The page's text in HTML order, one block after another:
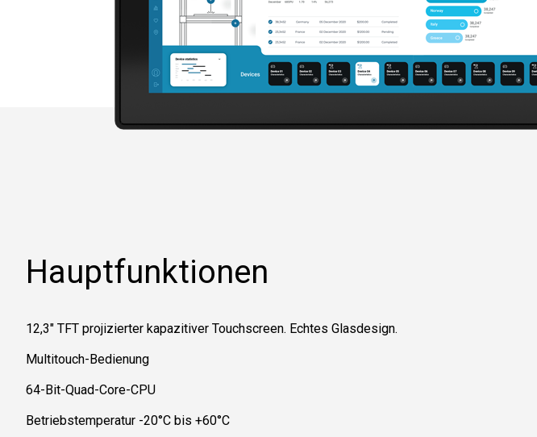
Hauptfunktionen
12,3" TFT projizierter kapazitiver Touchscreen. Echtes Glasdesign.
Multitouch-Bedienung
64-Bit-Quad-Core-CPU
Betriebstemperatur -20°C bis +60°C